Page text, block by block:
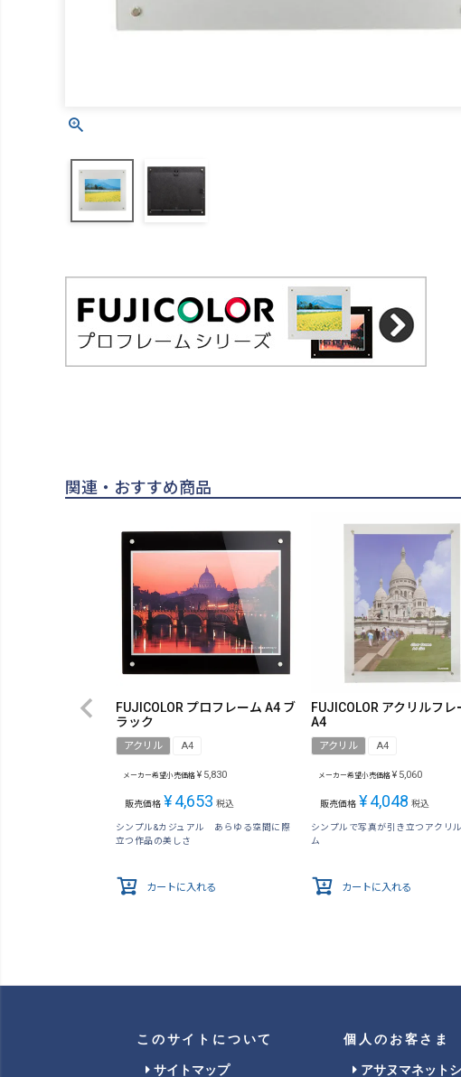
関連・おすすめ商品
FUJICOLOR プロフレーム A4 ブ
ラック
アクリル A4
メーカー希望小売価格 ¥ 5,830
販売価格 ¥4,653 税込
シンプル&カジュアル あらゆる空間に際
立つ作品の美しさ
カートに入れる
FUJICOLOR アクリルフレ
A4
アクリル A4
メーカー希望小売価格 ¥ 5,060
販売価格 ¥4,048 税込
シンプルで写真が引き立つアクリ
ム
カートに入れる
このサイトについて
サイトマップ
個人のお客さま
アサヌマネット